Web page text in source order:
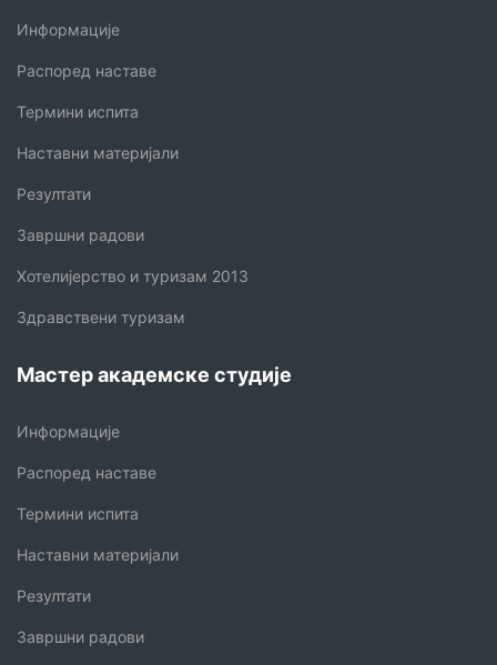
Информације
Распоред наставе
Термини испита
Наставни материјали
Резултати
Завршни радови
Хотелијерство и туризам 2013
Здравствени туризам
Мастер академске студије
Информације
Распоред наставе
Термини испита
Наставни материјали
Резултати
Завршни радови